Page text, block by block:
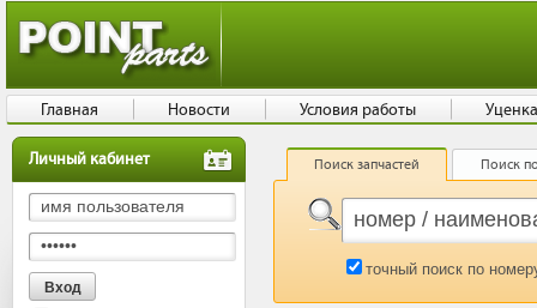
Личный кабинет Поиск запчастей Поиск
точный поиск по
Главная Новости Условия работы